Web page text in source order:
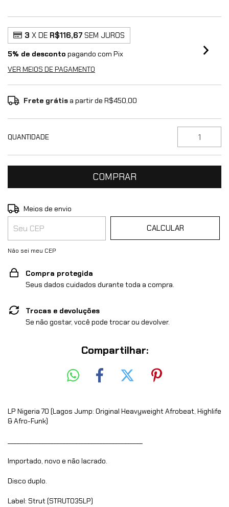
3 X DE R$116,67 SEM JUROS
5% de desconto pagando com Pix
VER MEIOS DE PAGAMENTO
Frete grátisa partir deR$450,00
QUANTIDADE
Entregas para o CEP:
Meios de envio
CALCULAR
Não sei meu CEP
Compra protegida
Seus dados cuidados durante toda a compra.
Trocas e devoluções
Se não gostar, você pode trocar ou devolver.
Compartilhar:
LP Nigeria 70 (Lagos Jump: Original Heavyweight Afrobeat, Highlife
& Afro-Funk)
Importado, novo e não lacrado.
Disco duplo.
Label: Strut (STRUT035LP)